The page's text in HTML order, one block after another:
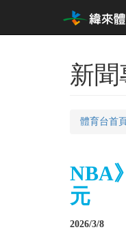
新聞
體育台首頁
NBA
元
2026/3/8